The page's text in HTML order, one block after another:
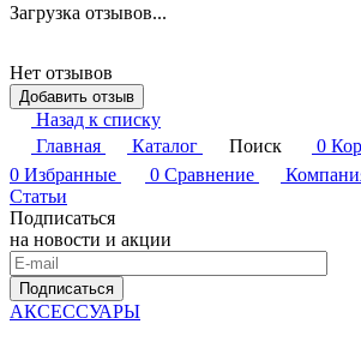
Загрузка отзывов...
Нет отзывов
Добавить отзыв
Назад к списку
Главная
Каталог Поиск 0
0 Избранные 0 Сравнение
Статьи
Подписаться
на новости и акции
Подписаться
АКСЕССУАРЫ